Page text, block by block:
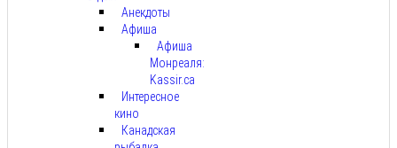
Анекдоты
Афиша
Афиша
Монреаля:
Kassir.ca
Интересное
кино
Канадская